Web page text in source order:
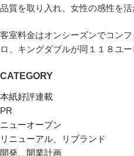
品質を取り入れ、女性の感性を活
客室料金はオンシーズンでコン
ロ、キングダブルが同１１８ユー
CATEGORY
本紙好評連載
PR
ニューオープン
リニューアル、リブランド
開発、開業計画